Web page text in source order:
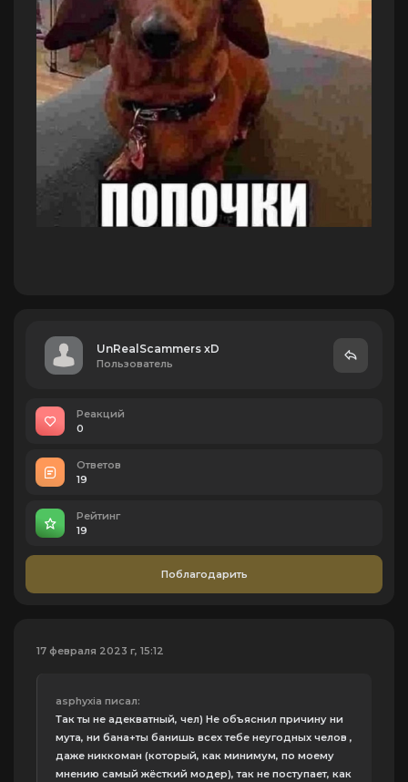
UnRealScammers xD
Пользователь
Реакций
0
Ответов
19
Рейтинг
19
Поблагодарить
17 февраля 2023 г, 15:12
asphyxia писал:
Так ты не адекватный, чел) Не объяснил причину ни
мута, ни бана+ты банишь всех тебе неугодных челов ,
даже никкоман (который, как минимум, по моему
мнению самый жёсткий модер), так не поступает, как